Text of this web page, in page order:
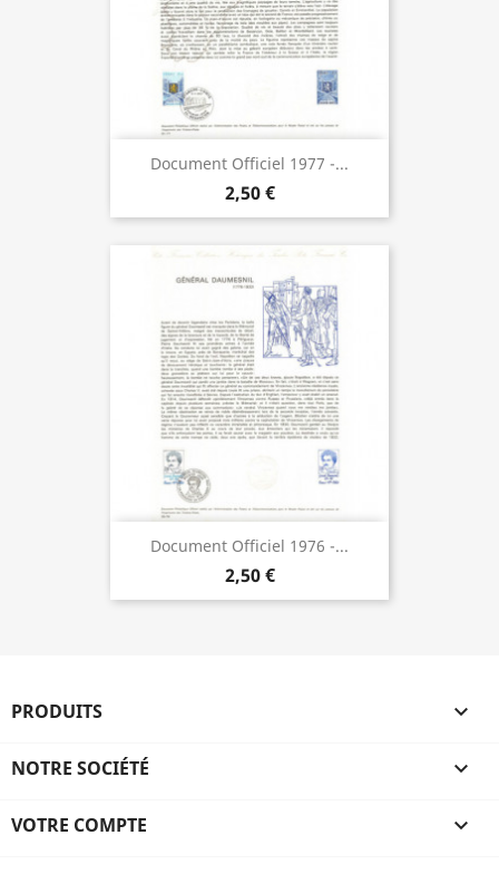
Document Officiel 1977 -...
2,50 €
Document Officiel 1976 -...
2,50 €
PRODUITS 
NOTRE SOCIÉTÉ 
VOTRE COMPTE 